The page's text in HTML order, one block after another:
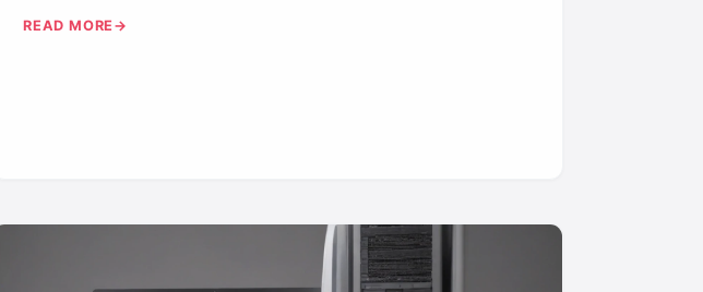
READ MORE